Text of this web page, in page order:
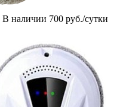
В наличии 700 руб./сутки